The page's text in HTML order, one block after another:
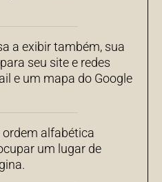
a exibir também, sua
seu site e redes
e um mapa do Google
alfabética
um lugar de